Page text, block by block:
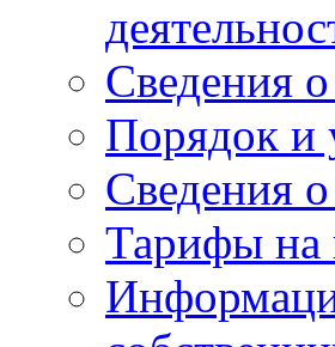
Сведения
Порядок и
Сведения
Тарифы на